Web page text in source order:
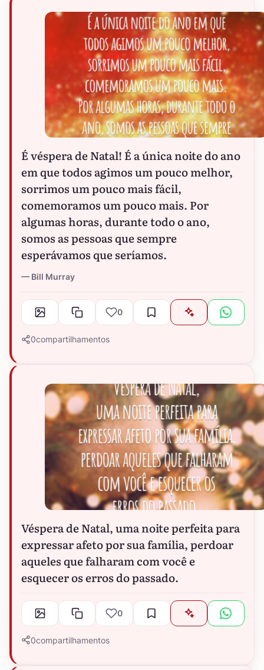
É véspera de Natal! É a única noite do ano
em que todos agimos um pouco melhor,
sorrimos um pouco mais fácil,
comemoramos um pouco mais. Por
algumas horas, durante todo o ano,
somos as pessoas que sempre
esperávamos que seríamos.
Bill Murray
0
0compartilhamentos
Véspera de Natal, uma noite perfeita para
expressar afeto por sua família, perdoar
aqueles que falharam com você e
esquecer os erros do passado.
0
0compartilhamentos